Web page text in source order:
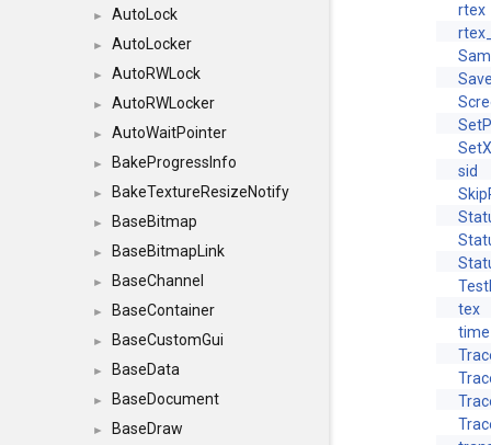
► AutoLock
► AutoLocker
► AutoRWLock
► AutoRWLocker
► AutoWaitPointer
► BakeProgressInfo
► BakeTextureResizeNotify
► BaseBitmap
► BaseBitmapLink
► BaseChannel
► BaseContainer
► BaseCustomGui
► BaseData
► BaseDocument
► BaseDraw
rtex
sid
tex
time